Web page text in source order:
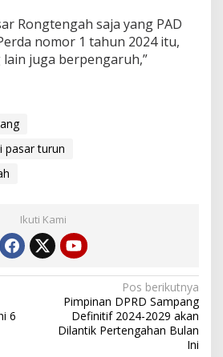
Rongtengah saja yang PAD
nomor 1 tahun 2024 itu,
juga berpengaruh,”
pasar turun
Ikuti Kami
6
Pos berikutnya
Pimpinan DPRD Sampang
Definitif 2024-2029 akan
Dilantik Pertengahan Bulan
Ini